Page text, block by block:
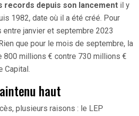
records depuis son lancement il y
1982, date où il a été créé. Pour
entre janvier et septembre 2023
que pour le mois de septembre, la
800 millions € contre 730 millions €
Capital.
haut
plusieurs raisons : le LEP